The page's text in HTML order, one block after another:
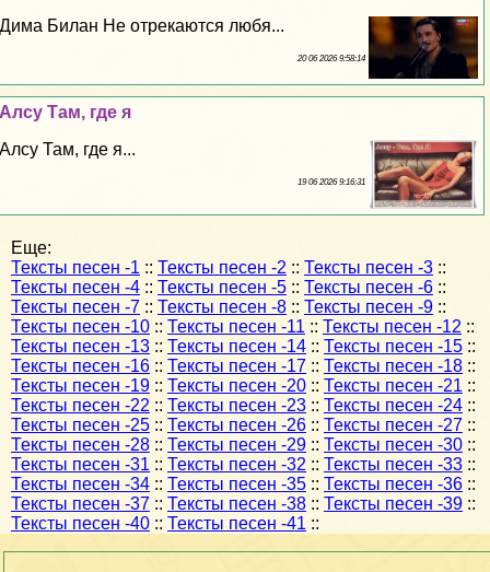
Дима Билан Не отрекаются любя...
20 06 2026 9:58:14
Алсу Там, где я
Алсу Там, где я...
19 06 2026 9:16:31
Еще:
Тексты песен -1 :: Тексты песен -2 :: Тексты песен -3 ::
Тексты песен -4 :: Тексты песен -5 :: Тексты песен -6 ::
Тексты песен -7 :: Тексты песен -8 :: Тексты песен -9 ::
Тексты песен -10 :: Тексты песен -11 :: Тексты песен -12 ::
Тексты песен -13 :: Тексты песен -14 :: Тексты песен -15 ::
Тексты песен -16 :: Тексты песен -17 :: Тексты песен -18 ::
Тексты песен -19 :: Тексты песен -20 :: Тексты песен -21 ::
Тексты песен -22 :: Тексты песен -23 :: Тексты песен -24 ::
Тексты песен -25 :: Тексты песен -26 :: Тексты песен -27 ::
Тексты песен -28 :: Тексты песен -29 :: Тексты песен -30 ::
Тексты песен -31 :: Тексты песен -32 :: Тексты песен -33 ::
Тексты песен -34 :: Тексты песен -35 :: Тексты песен -36 ::
Тексты песен -37 :: Тексты песен -38 :: Тексты песен -39 ::
Тексты песен -40 :: Тексты песен -41 ::